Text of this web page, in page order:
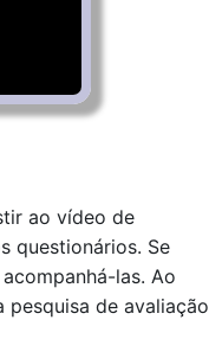
ao vídeo de
questionários. Se
las. Ao
de avaliação